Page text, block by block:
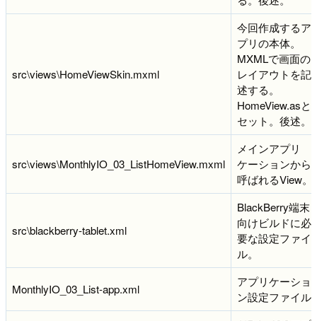
src\views\HomeViewSkin.mxml
今回作成するア
プリの本体。
MXMLで画面の
レイアウトを記
述する。
HomeView.asと
セット。後述。
src\views\MonthlyIO_03_ListHomeView.mxml
メインアプリ
ケーションから
呼ばれるView。
src\blackberry-tablet.xml
BlackBerry端末
向けビルドに必
要な設定ファイ
ル。
MonthlyIO_03_List-app.xml
アプリケーショ
ン設定ファイル